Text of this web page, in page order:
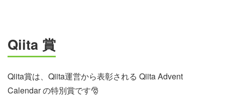
Qiita 賞
Qiita賞は、Qiita運営から表彰される Qiita Advent
Calendar の特別賞です🎅